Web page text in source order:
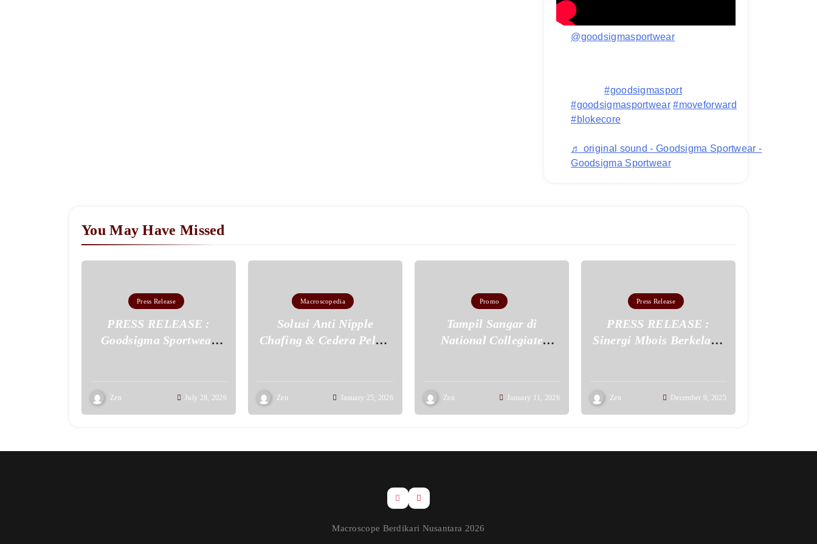
@goodsigmasportwear
nih???#goodsigmasport
#goodsigmasportwear #moveforward
#blokecore
♬ original sound - Goodsigma Sportwear -
Goodsigma Sportwear
You May Have Missed
Press Release
PRESS RELEASE :
Goodsigma Sportwear
Halal di Malang Raya
Zen July 28, 2026
Macroscopedia
Solusi Anti Nipple
Chafing & Cedera Pelari
Zen January 25, 2026
Promo
Tampil Sangar di
National Collegiate
Fullset Cuma 125 Ribu!
Zen January 11, 2026
Press Release
PRESS RELEASE :
Sinergi Mbois Berkelas :
Gemilang Badminkok
Zen December 9, 2025
Macroscope Berdikari Nusantara 2026